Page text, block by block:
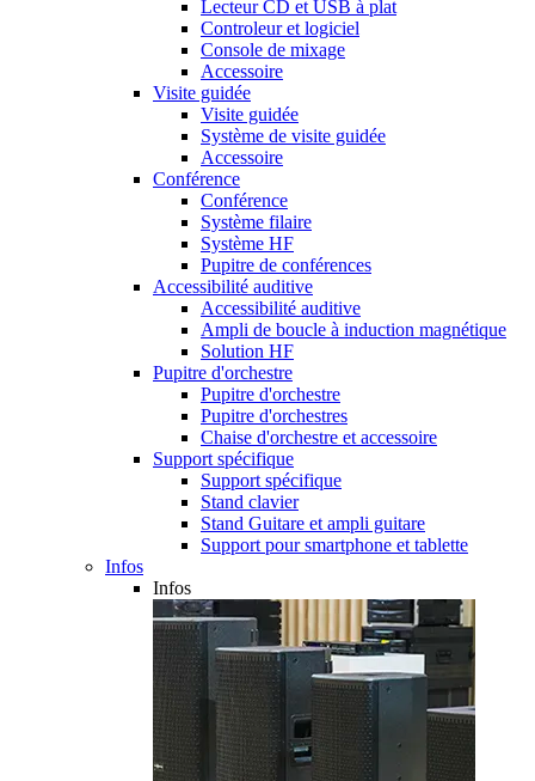
Lecteur CD et USB à plat
Controleur et logiciel
Console de mixage
Accessoire
Visite guidée
Visite guidée
Système de visite guidée
Accessoire
Conférence
Conférence
Système filaire
Système HF
Pupitre de conférences
Accessibilité auditive
Accessibilité auditive
Ampli de boucle à induction magnétique
Solution HF
Pupitre d'orchestre
Pupitre d'orchestre
Pupitre d'orchestres
Chaise d'orchestre et accessoire
Support spécifique
Support spécifique
Stand clavier
Stand Guitare et ampli guitare
Support pour smartphone et tablette
Infos
Infos